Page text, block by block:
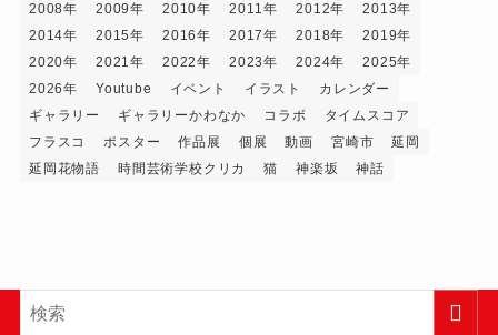
2008年
2009年 2010年 2011年 2012年
2013年
2014年
2015年 2016年 2017年 2018年
2019年
2020年
2021年 2022年 2023年 2024年
2025年
2026年
Youtube イベント イラスト
カレンダー
ギャラリー
ギャラリーかわなか コラボ
タイムスコア
フラスコ
ポスター 作品展 個展 動画 宮崎市
延岡
延岡花物語
時間芸術学校クリカ 猫 神楽坂 神話